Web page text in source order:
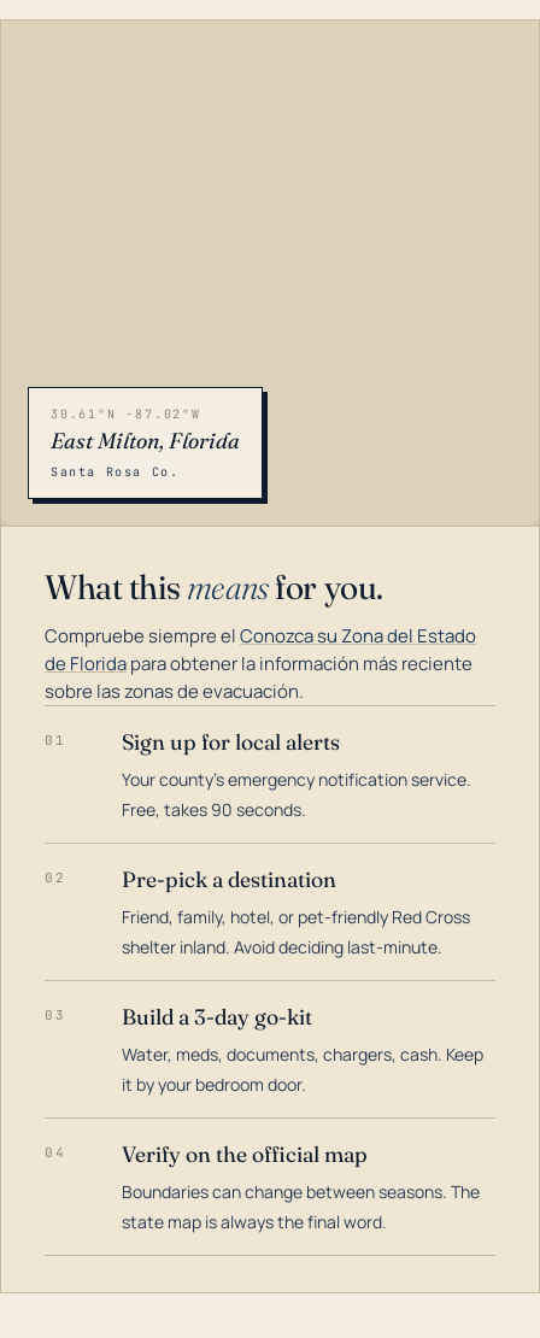
30.61°N -87.02°W
East Milton, Florida
Santa Rosa Co.
What this meansfor you.
Compruebe siempre elConozca su Zona del Estado
de Floridapara obtener la información más reciente
sobre las zonas de evacuación.
01 Sign up for local alerts
Your county's emergency notification service.
Free, takes 90 seconds.
02 Pre-pick a destination
Friend, family, hotel, or pet-friendly Red Cross
shelter inland. Avoid deciding last-minute.
03 Build a 3-day go-kit
Water, meds, documents, chargers, cash. Keep
it by your bedroom door.
04 Verify on the official map
Boundaries can change between seasons. The
state map is always the final word.